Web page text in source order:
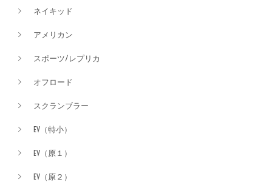
ネイキッド
アメリカン
スポーツ/レプリカ
オフロード
スクランブラー
EV（特小）
EV（原１）
EV（原２）